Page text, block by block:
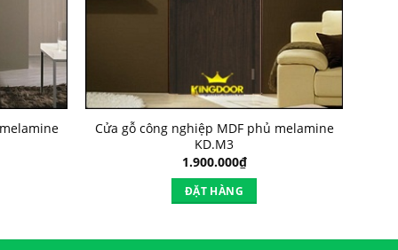
Cửa gỗ công nghiệp MDF phủ melamine
KD.M3
1.900.000₫
ĐẶT HÀNG